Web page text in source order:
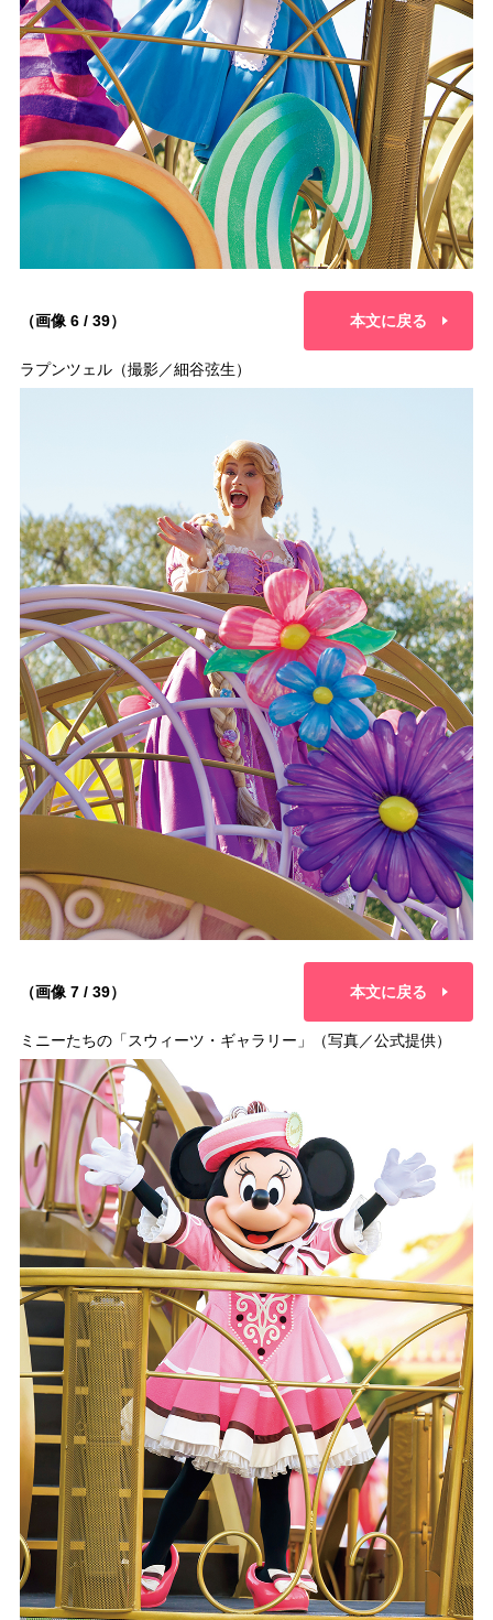
（画像 6 / 39） 本文に戻る
ラプンツェル（撮影／細谷弦生）
（画像 7 / 39） 本文に戻る
ミニーたちの「スウィーツ・ギャラリー」（写真／公式提供）